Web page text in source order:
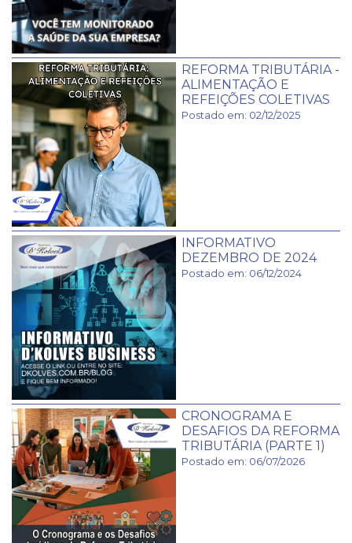
REFORMA TRIBUTÁRIA -
ALIMENTAÇÃO E
REFEIÇÕES COLETIVAS
Postado em: 02/12/2025
INFORMATIVO
DEZEMBRO DE 2024
Postado em: 06/12/2024
CRONOGRAMA E
DESAFIOS DA REFORMA
TRIBUTÁRIA (PARTE 1)
Postado em: 06/07/2026